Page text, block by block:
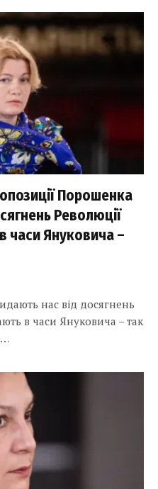
Порошенка
Революції
часи Януковича –
нас від досягнень
в часи Януковича – так